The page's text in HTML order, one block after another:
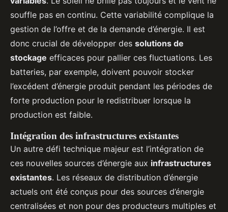
souffle pas en continu. Cette variabilité complique la
gestion de l’offre et de la demande d’énergie. Il est
donc crucial de développer des solutions de
stockage efficaces pour pallier ces fluctuations. Les
batteries, par exemple, doivent pouvoir stocker
l’excédent d’énergie produit pendant les périodes de
forte production pour le redistribuer lorsque la
production est faible.
Intégration des infrastructures existantes
Un autre défi technique majeur est l’intégration de
ces nouvelles sources d’énergie aux infrastructures
existantes. Les réseaux de distribution d’énergie
actuels ont été conçus pour des sources d’énergie
centralisées et non pour des producteurs multiples et